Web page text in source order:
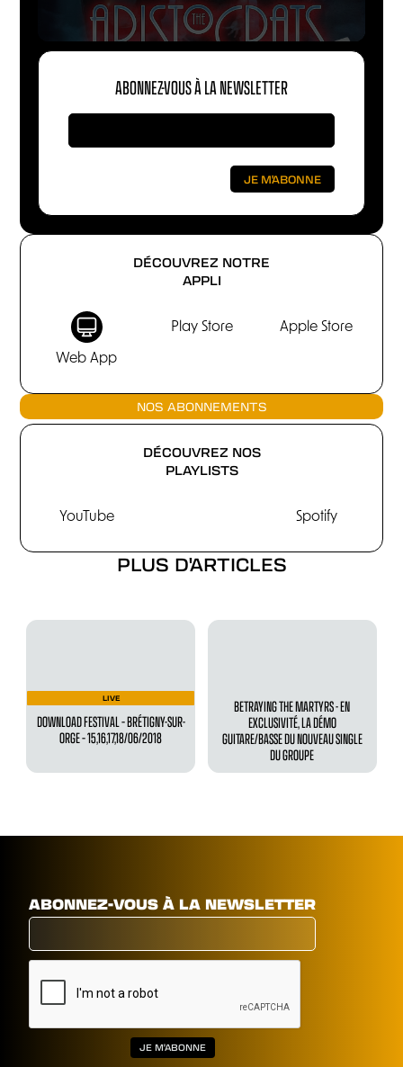
DÉCOUVREZ NOTRE
APPLI
Web App
Play Store Apple Store
NOS ABONNEMENTS
DÉCOUVREZ NOS
PLAYLISTS
YouTube Spotify
ABONNEZ-VOUS À LA NEWSLETTER
PLUS D'ARTICLES
LIVE
DOWNLOAD FESTIVAL – BRÉTIGNY-SUR-
ORGE – 15,16,17,18/06/2018
BETRAYING THE MARTYRS - EN
EXCLUSIVITÉ, LA DÉMO
GUITARE/BASSE DU NOUVEAU SINGLE
DU GROUPE
ABONNEZ-VOUS À LA NEWSLETTER